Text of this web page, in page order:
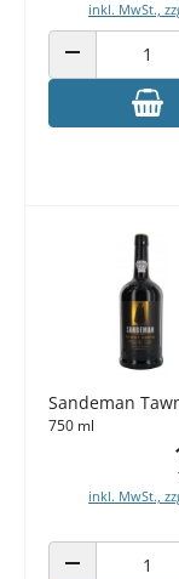
inkl. MwSt.,
ANZAHL
Sandeman
750 ml
inkl. MwSt.,